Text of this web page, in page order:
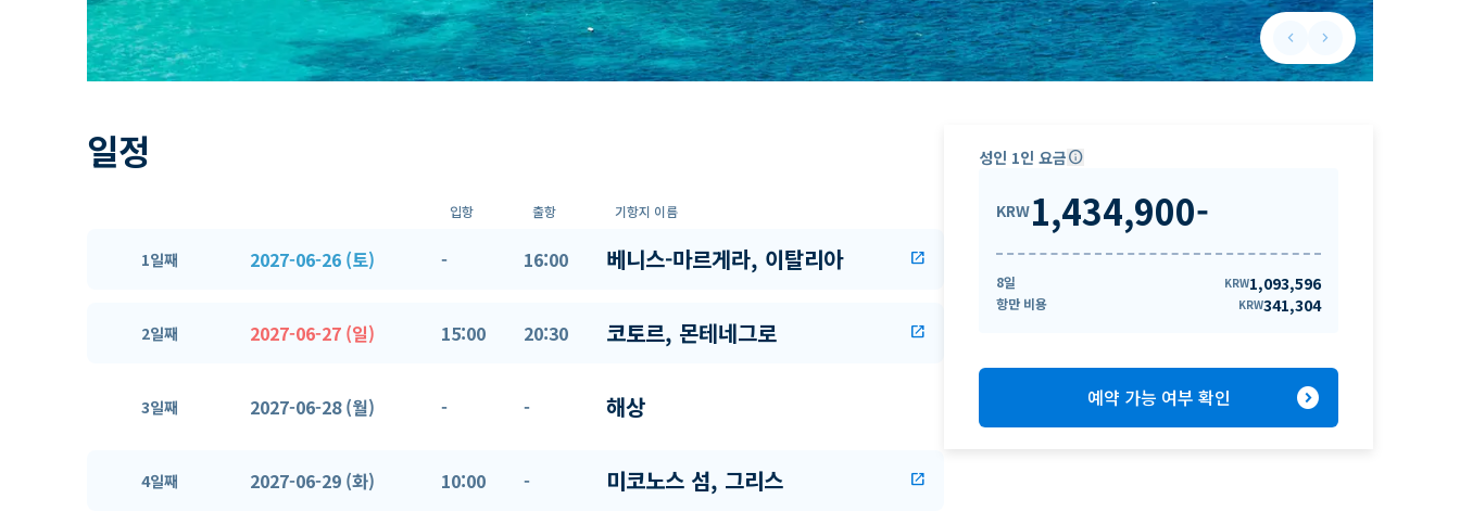
keyboard_arrow_leftPrevious slide
keyboard_arrow_rightNext slide
일정
입항 출항 기항지 이름
1일째 2027-06-26 (토) - 16:00 베니스-마르게라, 이탈리아 open_in_new
2일째 2027-06-27 (일) 15:00 20:30 코토르, 몬테네그로 open_in_new
3일째 2027-06-28 (월) - - 해상
4일째 2027-06-29 (화) 10:00 - 미코노스 섬, 그리스 open_in_new
성인 1인 요금info
KRW1,434,900-
8일 KRW1,093,596
항만 비용 KRW341,304
예약 가능 여부 확인 expand_circle_right